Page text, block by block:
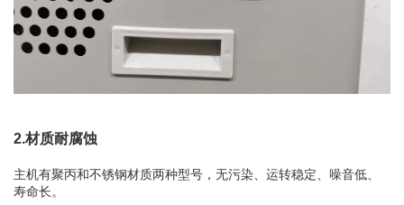
2.材质耐腐蚀
主机有聚丙和不锈钢材质两种型号，无污染、运转稳定、噪音低、
寿命长。